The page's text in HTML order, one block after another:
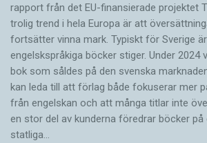
rapport från det EU-finansierade projektet
trolig trend i hela Europa är att
fortsätter vinna mark. Typiskt för Sverige
engelskspråkiga böcker stiger. Under 2024
bok som såldes på den svenska
kan leda till att förlag både fokuserar mer
från engelskan och att många titlar inte
en stor del av kunderna föredrar böcker på
statliga…